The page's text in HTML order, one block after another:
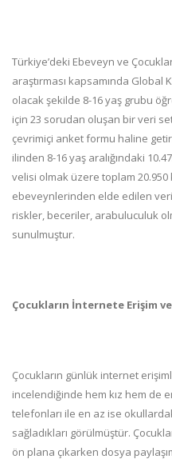
Türkiye’deki Ebeveyn ve
araştırması kapsamında
olacak şekilde 8-16 yaş grubu
için 23 sorudan oluşan bir veri
çevrimiçi anket formu haline
ilinden 8-16 yaş aralığındaki
velisi olmak üzere toplam 20.950
ebeveynlerinden elde edilen
riskler, beceriler, arabuluculuk
sunulmuştur.
Çocukların İnternete Erişim ve
Çocukların günlük internet
incelendiğinde hem kız hem de
telefonları ile en az ise
sağladıkları görülmüştür.
ön plana çıkarken dosya